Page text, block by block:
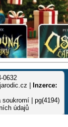
0632
|
Inzerce:
soukromí | pg(4194)
údajů